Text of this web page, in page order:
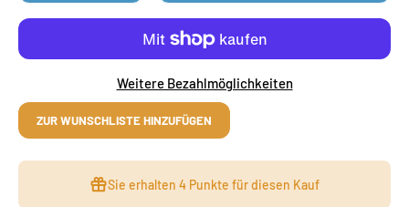
Weitere Bezahlmöglichkeiten
ZUR WUNSCHLISTE HINZUFÜGEN
Sie erhalten 4 Punkte für diesen Kauf